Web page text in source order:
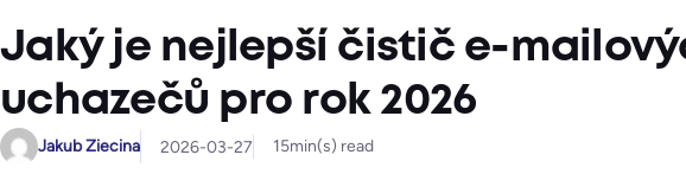
Jaký je nejlepší čistič e-
uchazečů pro rok 2026
Jakub Ziecina 2026-03-27 15min(s) read